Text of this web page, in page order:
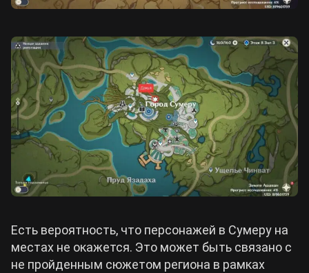
Есть вероятность, что персонажей в Сумеру на
местах не окажется. Это может быть связано с
не пройденным сюжетом региона в рамках